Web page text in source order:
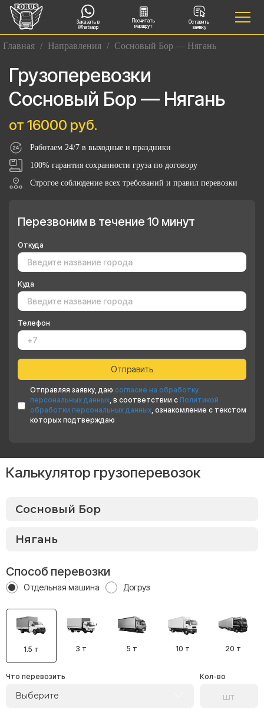
Заказать в
Whatsapp
Посчитать
маршрут
Оставить
заявку
Главная / Направления / Сосновый Бор — Нягань
Грузоперевозки
Сосновый Бор — Нягань
от 16000 руб.
Работаем 24/7 в выходные и праздники
100% гарантия сохранности груза по договору
Строгое соблюдение всех требований и правил перевозки
Перезвоним в течение 10 минут
Откуда
Куда
Телефон
Отправляя заявку, даю согласие на обработку
персональных данных, в соответствии с Политикой
обработки персональных данных, ознакомление с текстом
которых подтверждаю
Калькулятор грузоперевозок
Способ перевозки
Отдельная машина Догруз
1.5 т 3 т 5 т 10 т 20 т
Что перевозить
Выберите
Кол-во